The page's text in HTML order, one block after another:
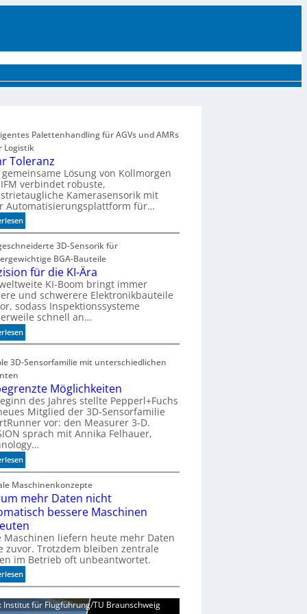
Palettenhandling für AGVs und AMRs
Logistik
Toleranz
gemeinsame Lösung von Kollmorgen
verbindet robuste,
Kamerasensorik mit
Automatisierungsplattform für…
:
M
e
h
r
T
o
l
e
r
a
z
3D-Sensorik für
BGA-Bauteile
für die KI-Ära
KI-Boom bringt immer
und schwerere Elektronikbauteile
sodass Inspektionssysteme
schnell an…
:
P
ä
i
s
i
o
n
f
ü
d
i
e
K
I
-
Ä
r
a
3D-Sensorfamilie mit unterschiedlichen
Möglichkeiten
des Jahres stellte Pepperl+Fuchs
Mitglied der 3D-Sensorfamilie
vor: den Measurer 3-D.
sprach mit Annika Felhauer,
:
U
n
b
e
r
e
n
t
M
Maschinenkonzepte
mehr Daten nicht
bessere Maschinen
Maschinen liefern heute mehr Daten
zuvor. Trotzdem bleiben zentrale
im Betrieb oft unbeantwortet.
:
W
a
r
Institut für Flugführung/TU Braunschweig